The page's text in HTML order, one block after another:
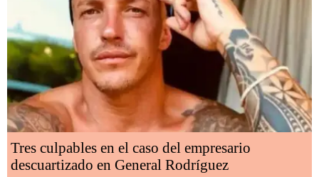
Tres culpables en el caso del empresario
descuartizado en General Rodríguez